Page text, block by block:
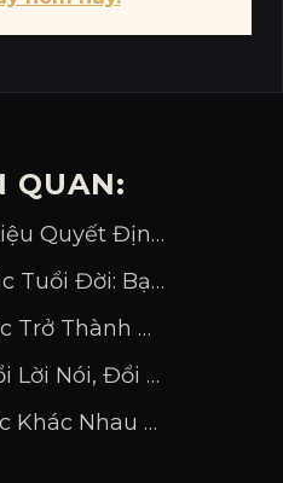
QUAN:
Nghiệp Là Gì? Kho Dữ Liệu Quyết Định Vận Mệnh Bạn
Tuổi Trưởng Thành Khác Tuổi Đời: Bạn Đang Bao Nhiêu?
Mật Mã 3773: Công Thức Trở Thành Chuyên Gia Đỉnh Cao
Ngôn Ngữ Ánh Sáng: Đổi Lời Nói, Đổi Vận Mệnh
Công Đức Và Phước Đức Khác Nhau Thế Nào?